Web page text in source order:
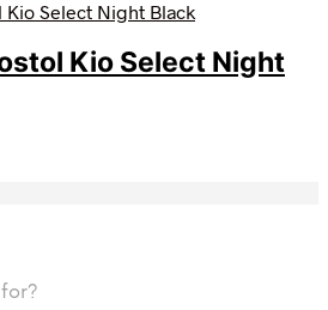
Kio Select Night